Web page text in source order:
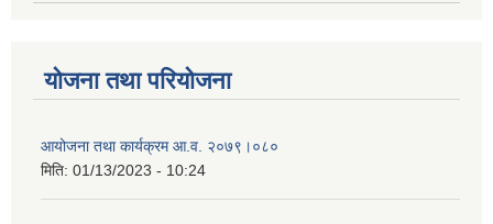
योजना तथा परियोजना
आयोजना तथा कार्यक्रम आ.व. २०७९।०८०
मिति: 01/13/2023 - 10:24